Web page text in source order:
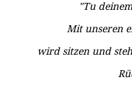
"Tu
Mit unseren
wird sitzen und